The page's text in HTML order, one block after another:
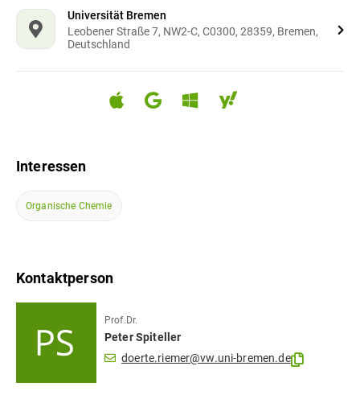
Universität Bremen
Leobener Straße 7, NW2-C, C0300, 28359, Bremen,
Deutschland
Interessen
Organische Chemie
Kontaktperson
Prof.Dr.
Peter Spiteller
doerte.riemer@vw.uni-bremen.de